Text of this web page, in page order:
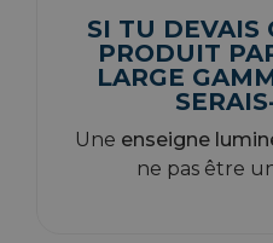
SI TU DEVAIS
PRODUIT
LARGE
Une enseigne
ne pas être